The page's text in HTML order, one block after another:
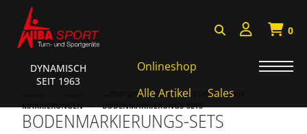
DYNAMISCH
SEIT 1963
0
Onlineshop
Alle Artikel
Sales
Badminton, Faustball
Basketball Systeme
SPORTSPIELGERÄTE, PSYCHOMOTORIK
MARKIERUNGEN
BODENMARKIERUNGS-SETS
BODENMARKIERUNGS-SETS